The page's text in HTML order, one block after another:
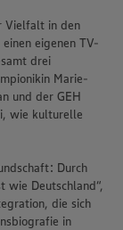
Vielfalt in den
eigenen TV-
drei
Marie-
und der GEH
wie kulturelle
Durch
wie Deutschland“,
die sich
in